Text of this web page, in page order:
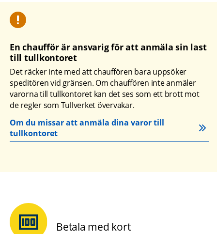
En chaufför är ansvarig för att anmäla sin last
till tullkontoret
Det räcker inte med att chauffören bara uppsöker
speditören vid gränsen. Om chauffören inte anmäler
varorna till tullkontoret kan det ses som ett brott mot
de regler som Tullverket övervakar.
Om du missar att anmäla dina varor till
tullkontoret
Betala med kort